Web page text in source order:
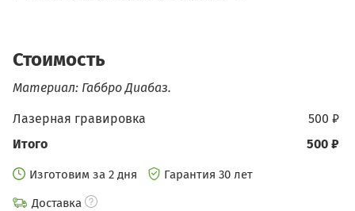
Стоимость
Материал: Габбро Диабаз.
500 ₽
Лазерная гравировка
500 ₽
Итого
Изготовим за 2 дня
Гарантия 30 лет
Доставка